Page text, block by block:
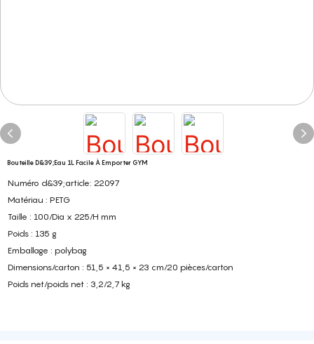
Bouteille D&39;eau 1L Facile À Emporter GYM
Numéro d&39;article: 22097
Matériau : PETG
Taille : 100/Dia x 225/H mm
Poids : 135 g
Emballage : polybag
Dimensions/carton : 51,5 × 41,5 × 23 cm/20 pièces/carton
Poids net/poids net : 3,2/2,7 kg